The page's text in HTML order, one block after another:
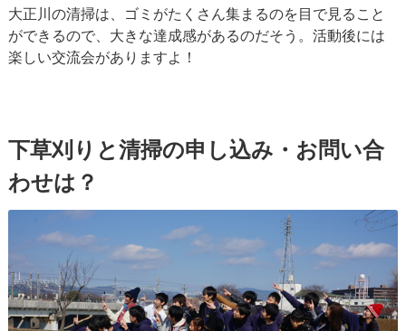
大正川の清掃は、ゴミがたくさん集まるのを目で見ること
ができるので、大きな達成感があるのだそう。活動後には
楽しい交流会がありますよ！
下草刈りと清掃の申し込み・お問い合
わせは？